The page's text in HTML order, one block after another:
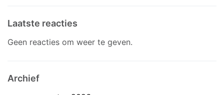
Laatste reacties
Geen reacties om weer te geven.
Archief